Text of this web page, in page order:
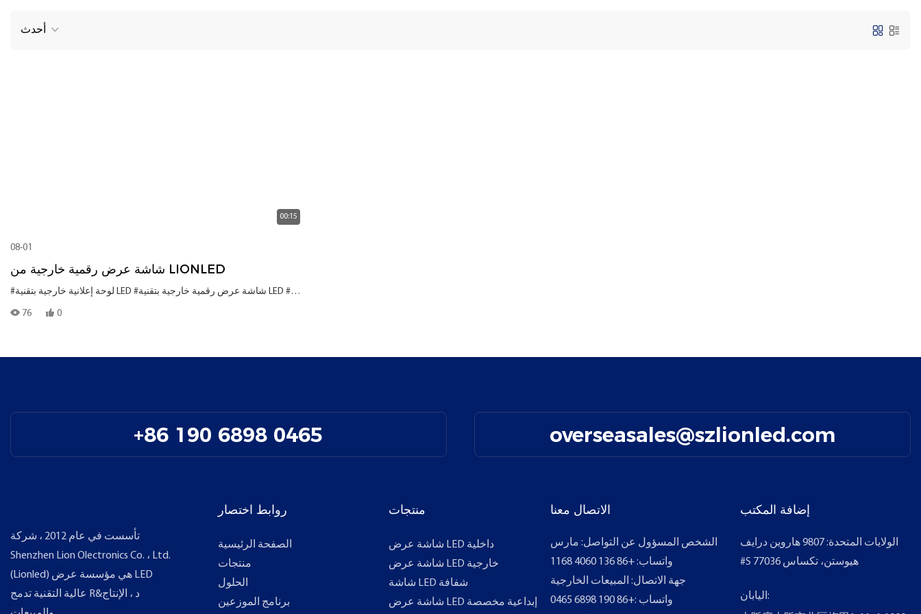
أحدث
00:15
08-01
شاشة عرض رقمية خارجية من LIONLED
#لوحة إعلانية خارجية بتقنية LED #شاشة عرض رقمية خارجية بتقنية LED
76 0
+86 190 6898 0465 overseasales@szlionled.com
تأسست في عام 2012 ، شركة
Shenzhen Lion Olectronics Co. ، Ltd.
(Lionled) هي مؤسسة عرض LED
عالية التقنية تدمج R&د ، الإنتاج
روابط اختصار
الصفحة الرئيسية
منتجات
الحلول
برنامج الموزعين
منتجات
شاشة عرض LED داخلية
شاشة عرض LED خارجية
شاشة LED شفافة
شاشة عرض LED إبداعية مخصصة
الاتصال معنا
الشخص المسؤول عن التواصل: مارس
واتساب: +86 136 4060 1168
جهة الاتصال: المبيعات الخارجية
واتساب :
+86 190 6898 0465
إضافة المكتب
الولايات المتحدة: 9807 هاروين درايف
#S هيوستن، تكساس 77036
اليابان: